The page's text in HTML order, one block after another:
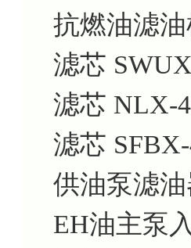
抗燃油滤
滤芯
滤芯 NLX-
滤芯
供油泵滤油
EH油主泵